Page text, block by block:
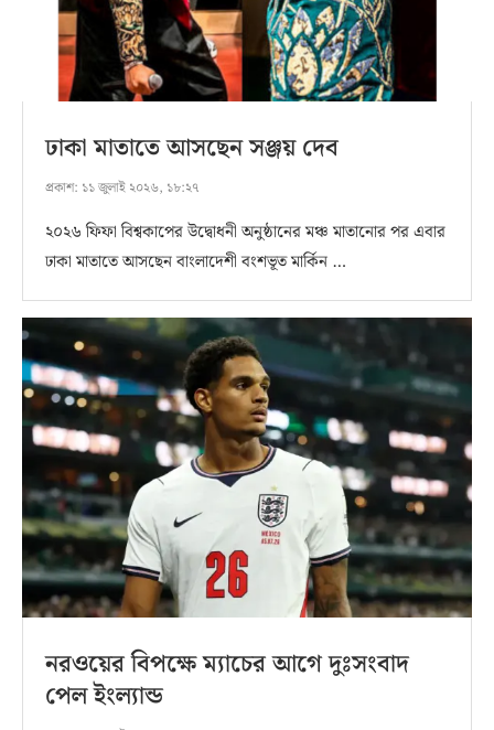
ঢাকা মাতাতে আসছেন সঞ্জয় দেব
প্রকাশ: ১১ জুলাই ২০২৬, ১৮:২৭
২০২৬ ফিফা বিশ্বকাপের উদ্বোধনী অনুষ্ঠানের মঞ্চ মাতানোর পর এবার
ঢাকা মাতাতে আসছেন বাংলাদেশী বংশভূত মার্কিন …
নরওয়ের বিপক্ষে ম্যাচের আগে দুঃসংবাদ
পেল ইংল্যান্ড